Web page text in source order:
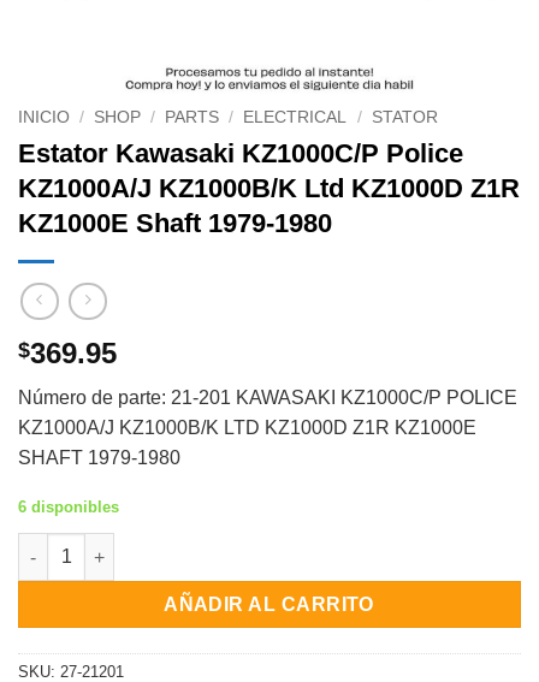
INICIO / SHOP / PARTS / ELECTRICAL / STATOR
Estator Kawasaki KZ1000C/P Police
KZ1000A/J KZ1000B/K Ltd KZ1000D Z1R
KZ1000E Shaft 1979-1980
$369.95
Número de parte: 21-201 KAWASAKI KZ1000C/P POLICE
KZ1000A/J KZ1000B/K LTD KZ1000D Z1R KZ1000E
SHAFT 1979-1980
6 disponibles
Estator Kawasaki KZ1000C/P Police KZ1000A/J KZ1000B/K
AÑADIR AL CARRITO
SKU: 27-21201